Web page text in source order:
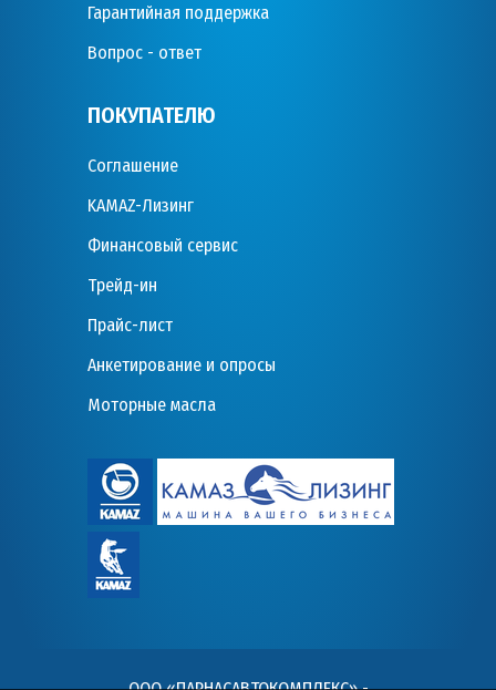
Гарантийная поддержка
Вопрос - ответ
ПОКУПАТЕЛЮ
Соглашение
KAMAZ-Лизинг
Финансовый сервис
Трейд-ин
Прайс-лист
Анкетирование и опросы
Моторные масла